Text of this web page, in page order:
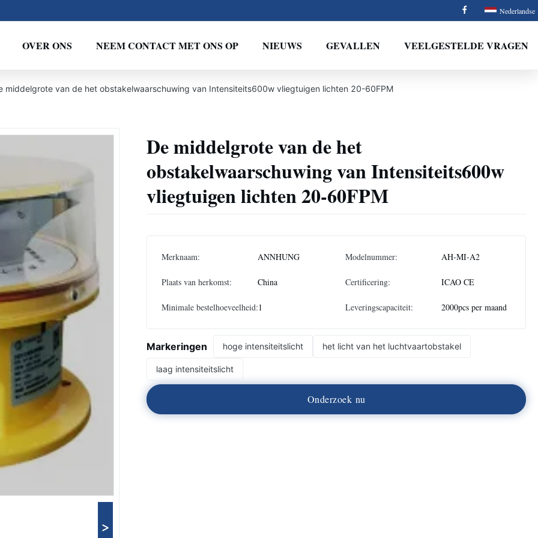
Nederlandse
OVER ONS NEEM CONTACT MET ONS OP NIEUWS GEVALLEN VEELGESTELDE VRAGEN
middelgrote van de het obstakelwaarschuwing van Intensiteits600w vliegtuigen lichten 20-60FPM
>
De middelgrote van de het
obstakelwaarschuwing van Intensiteits600w
vliegtuigen lichten 20-60FPM
Merknaam: ANNHUNG Modelnummer: AH-MI-A2
Plaats van herkomst: China Certificering: ICAO CE
Minimale bestelhoeveelheid:1 Leveringscapaciteit: 2000pcs per maand
Markeringen hoge intensiteitslicht het licht van het luchtvaartobstakel
laag intensiteitslicht
Onderzoek nu